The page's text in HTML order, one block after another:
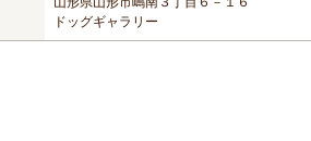
ドッグギャラリー